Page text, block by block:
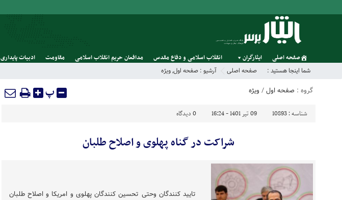
صفحه اصلی ایثارگران انقلاب اسلامی و دفاع مقدس مدافعان حریم انقلاب اسلامی مقاومت ادبیات پایداری
شما اینجا هستید : صفحه اصلی آرشیو : صفحه اول,ویژه
گروه : صفحه اول/ ویژه پ
شناسه : 10893 09 تیر 1401 - 16:24 0 دیدگاه
شراکت در گناه پهلوی و اصلاح طلبان
تایید کنندگان وحتی تحسین کنندگان پهلوی و امریکا و اصلاح طلبان